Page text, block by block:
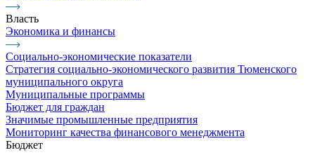
Власть
Экономика и финансы
Социально-экономические показатели
Стратегия социально-экономического развития Тюменского
муниципального округа
Муниципальные программы
Бюджет для граждан
Значимые промышленные предприятия
Мониторинг качества финансового менеджмента
Бюджет